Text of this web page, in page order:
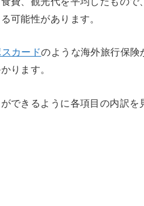
可能性があります。
スカードのような海外旅行保険
ります。
できるように各項目の内訳を